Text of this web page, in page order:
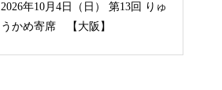
2026年10月4日（日） 第13回 りゅ
うかめ寄席 【大阪】